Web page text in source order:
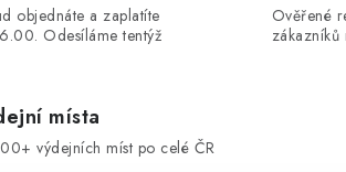
objednáte a zaplatíte
Odesíláme tentýž
Ověřené
zákazníků
místa
výdejních míst po celé ČR